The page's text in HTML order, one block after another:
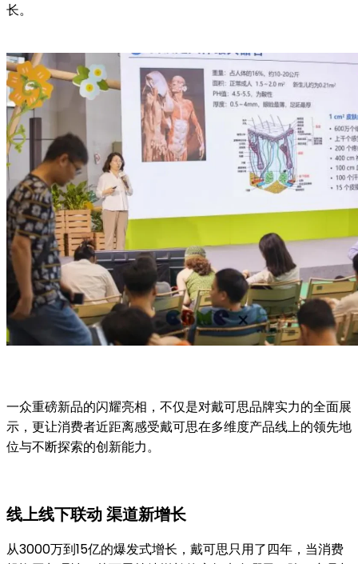
长。
一众重磅新品的闪耀亮相，不仅是对戴可思品牌实力的全面展
示，更让消费者近距离感受戴可思在多维度产品线上的领先地
位与不断探索的创新能力。
线上线下联动 渠道新增长
从3000万到15亿的爆发式增长，戴可思只用了四年，当消费